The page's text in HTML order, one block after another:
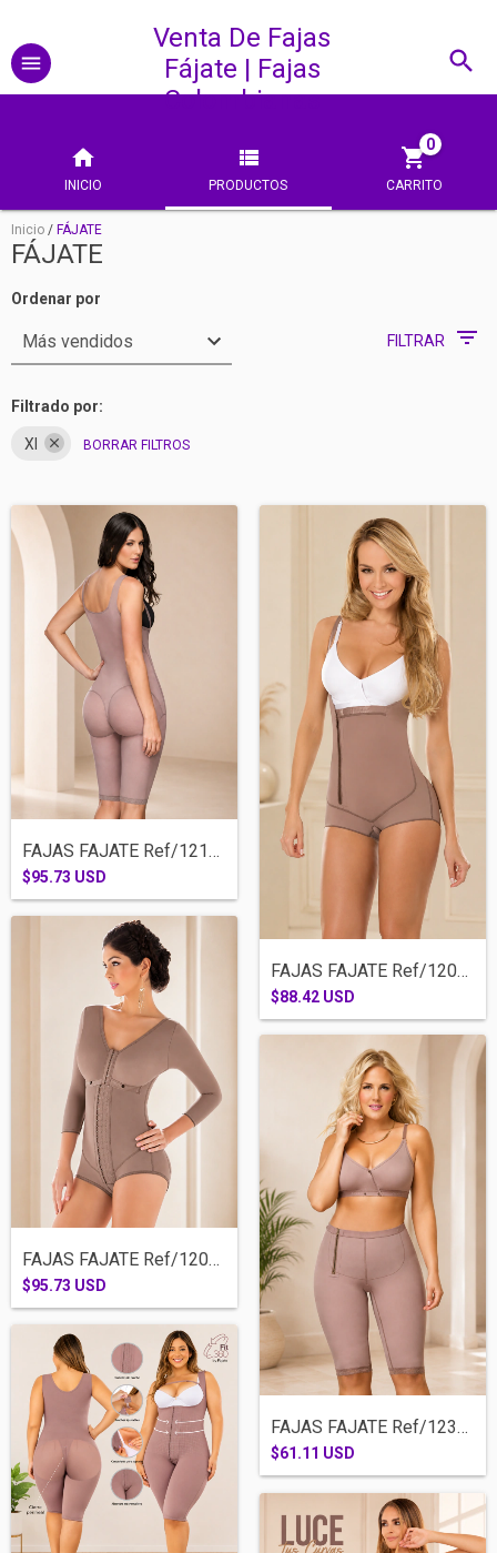
Venta De Fajas
Fájate | Fajas
Colombianas
INICIO PRODUCTOS CARRITO
0
Inicio / FÁJATE
FÁJATE
Ordenar por
FILTRAR
Filtrado por:
Xl BORRAR FILTROS
FAJAS FAJATE Ref/12175-RODILLA SISA TIRA...
$95.73 USD
FAJAS FAJATE Ref/12046-1 CACHETERA CIERR...
$88.42 USD
FAJAS FAJATE Ref/12077-CACHETERA BRASIER...
$95.73 USD
FAJAS FAJATE Ref/12391-CICLISTA RODILLA...
$61.11 USD